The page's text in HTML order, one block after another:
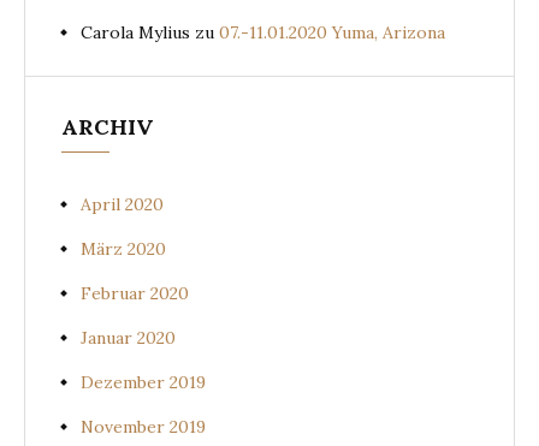
Carola Mylius zu 07.-11.01.2020 Yuma, Arizona
ARCHIV
April 2020
März 2020
Februar 2020
Januar 2020
Dezember 2019
November 2019